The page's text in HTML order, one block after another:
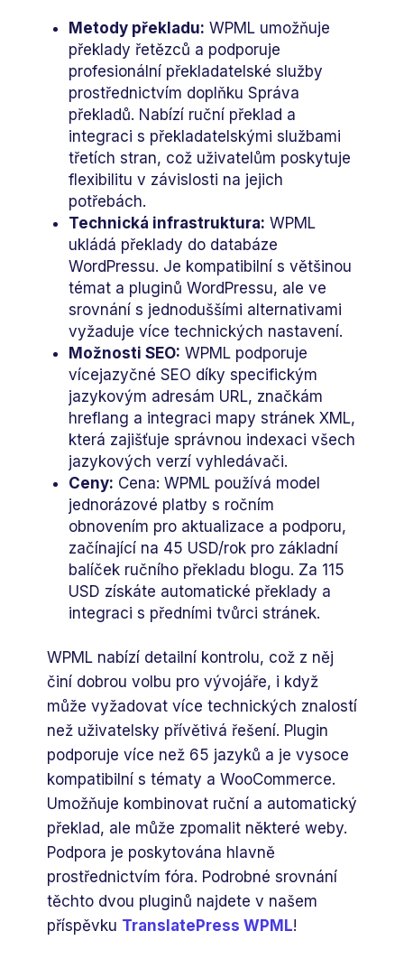
Metody překladu: WPML umožňuje
překlady řetězců a podporuje
profesionální překladatelské služby
prostřednictvím doplňku Správa
překladů. Nabízí ruční překlad a
integraci s překladatelskými službami
třetích stran, což uživatelům poskytuje
flexibilitu v závislosti na jejich
potřebách.
Technická infrastruktura: WPML
ukládá překlady do databáze
WordPressu. Je kompatibilní s většinou
témat a pluginů WordPressu, ale ve
srovnání s jednoduššími alternativami
vyžaduje více technických nastavení.
Možnosti SEO: WPML podporuje
vícejazyčné SEO díky specifickým
jazykovým adresám URL, značkám
hreflang a integraci mapy stránek XML,
která zajišťuje správnou indexaci všech
jazykových verzí vyhledávači.
Ceny: Cena: WPML používá model
jednorázové platby s ročním
obnovením pro aktualizace a podporu,
začínající na 45 USD/rok pro základní
balíček ručního překladu blogu. Za 115
USD získáte automatické překlady a
integraci s předními tvůrci stránek.
WPML nabízí detailní kontrolu, což z něj
činí dobrou volbu pro vývojáře, i když
může vyžadovat více technických znalostí
než uživatelsky přívětivá řešení. Plugin
podporuje více než 65 jazyků a je vysoce
kompatibilní s tématy a WooCommerce.
Umožňuje kombinovat ruční a automatický
překlad, ale může zpomalit některé weby.
Podpora je poskytována hlavně
prostřednictvím fóra. Podrobné srovnání
těchto dvou pluginů najdete v našem
příspěvku TranslatePress WPML!